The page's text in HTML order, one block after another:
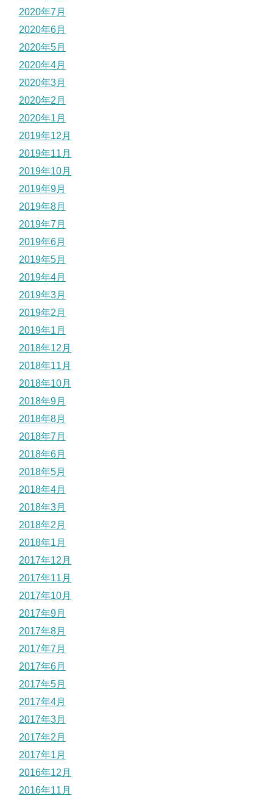
2020年7月
2020年6月
2020年5月
2020年4月
2020年3月
2020年2月
2020年1月
2019年12月
2019年11月
2019年10月
2019年9月
2019年8月
2019年7月
2019年6月
2019年5月
2019年4月
2019年3月
2019年2月
2019年1月
2018年12月
2018年11月
2018年10月
2018年9月
2018年8月
2018年7月
2018年6月
2018年5月
2018年4月
2018年3月
2018年2月
2018年1月
2017年12月
2017年11月
2017年10月
2017年9月
2017年8月
2017年7月
2017年6月
2017年5月
2017年4月
2017年3月
2017年2月
2017年1月
2016年12月
2016年11月